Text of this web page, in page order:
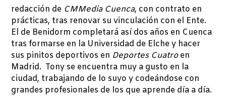
redacción de CMMedia Cuenca, con contrato en
prácticas, tras renovar su vinculación con el Ente.
El de Benidorm completará así dos años en Cuenca
tras formarse en la Universidad de Elche y hacer
sus pinitos deportivos en Deportes Cuatroen
Madrid. Tony se encuentra muy a gusto en la
ciudad, trabajando de lo suyo y codeándose con
grandes profesionales de los que aprende día a día.